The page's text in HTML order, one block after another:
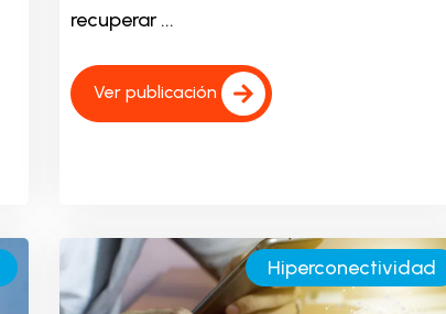
recuperar ...
Ver publicación
Hiperconectividad